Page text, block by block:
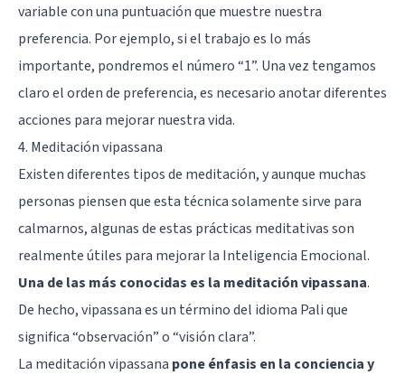
variable con una puntuación que muestre nuestra
preferencia. Por ejemplo, si el trabajo es lo más
importante, pondremos el número “1”. Una vez tengamos
claro el orden de preferencia, es necesario anotar diferentes
acciones para mejorar nuestra vida.
4. Meditación vipassana
Existen diferentes tipos de meditación, y aunque muchas
personas piensen que esta técnica solamente sirve para
calmarnos, algunas de estas prácticas meditativas son
realmente útiles para mejorar la Inteligencia Emocional.
Una de las más conocidas es la meditación vipassana.
De hecho, vipassana es un término del idioma Pali que
significa “observación” o “visión clara”.
La meditación vipassana pone énfasis en la conciencia y